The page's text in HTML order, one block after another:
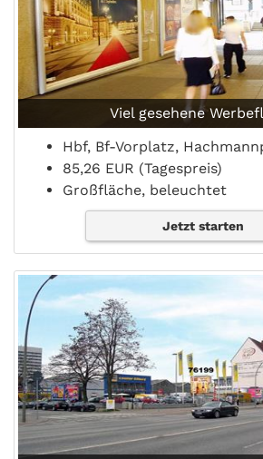
Viel gesehene
Hbf, Bf-Vorplatz,
85,26 EUR (Tagespreis)
Großfläche, beleuchtet
Jetzt starten